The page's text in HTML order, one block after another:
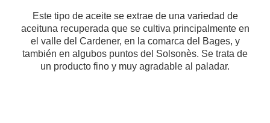
Este tipo de aceite se extrae de una variedad de
aceituna recuperada que se cultiva principalmente en
el valle del Cardener, en la comarca del Bages, y
también en algubos puntos del Solsonès. Se trata de
un producto fino y muy agradable al paladar.